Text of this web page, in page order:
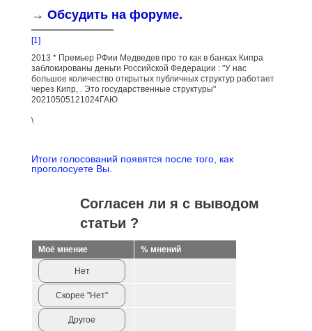
→ Обсудить на форуме.
[1]
2013 * Премьер РФии Медведев про то как в банках Кипра
заблокированы деньги Российской Федерации : "У нас
большое количество открытых публичных структур работает
через Кипр, . Это государственные структуры"
20210505121024ГАЮ
\
Итоги голосований появятся после того, как
проголосуете Вы.
Согласен ли я с выводом
статьи ?
Моё мнение % мнений
Нет
Скорее "Нет"
Другое